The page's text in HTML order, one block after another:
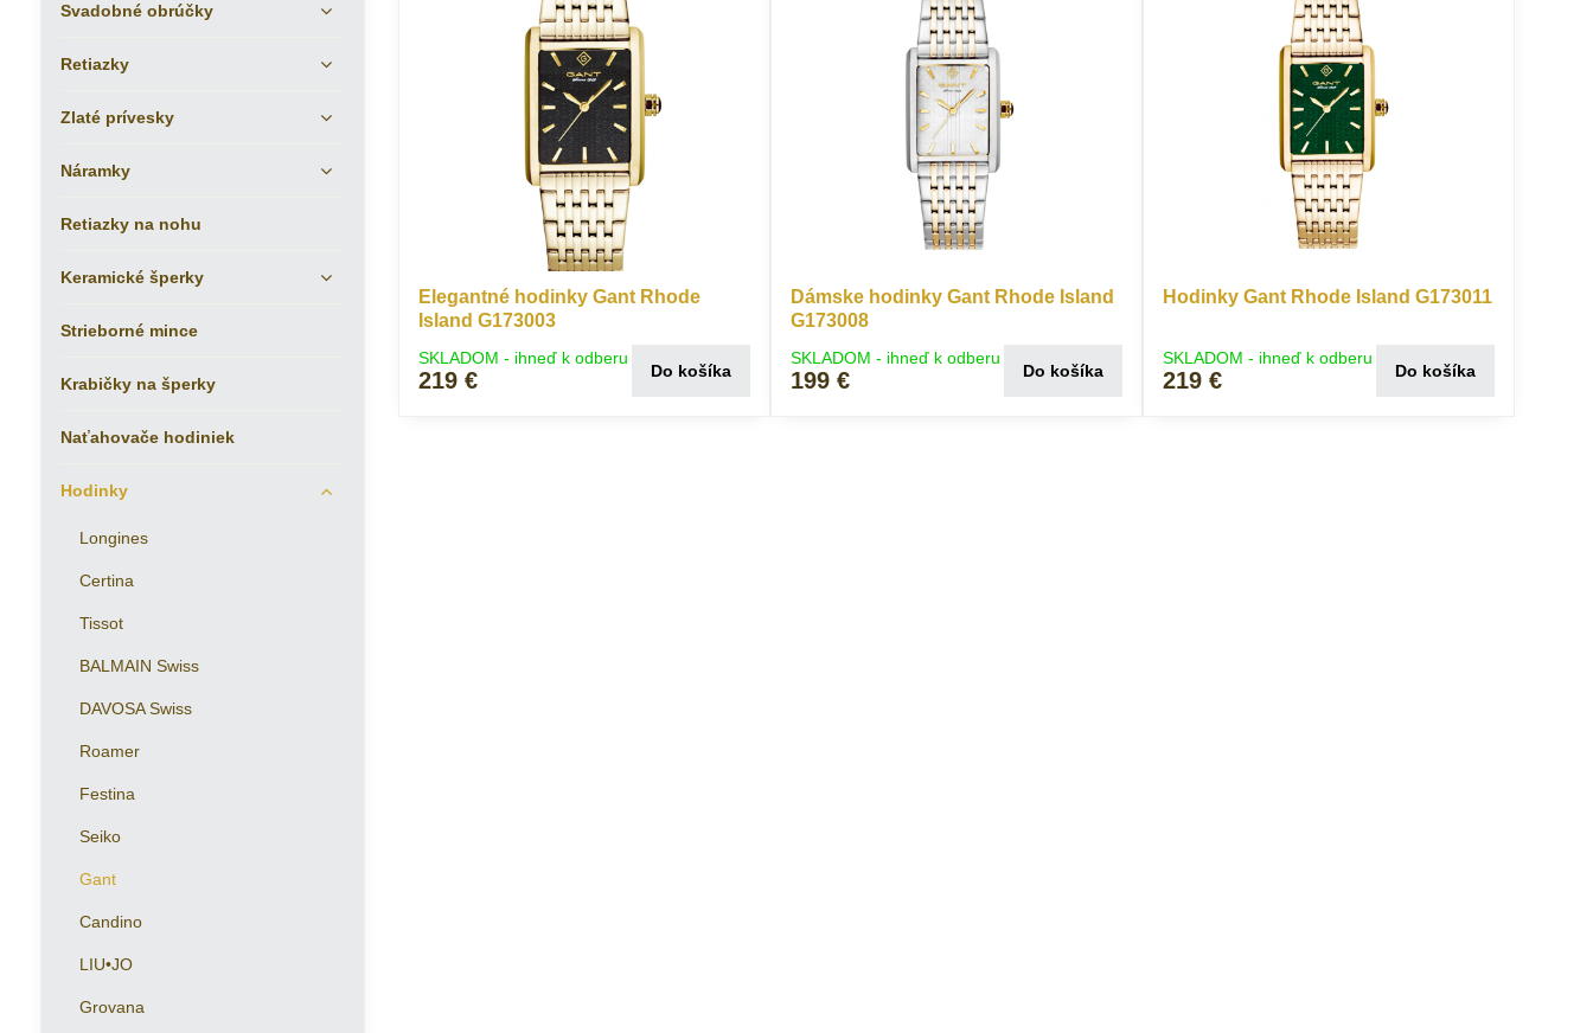
Elegantné hodinky Gant Rhode
Island G173003
SKLADOM - ihneď k odberu
219 € Do košíka
Dámske hodinky Gant Rhode Island
G173008
SKLADOM - ihneď k odberu
199 € Do košíka
Hodinky Gant Rhode Island G173011
SKLADOM - ihneď k odberu
219 € Do košíka
Svadobné obrúčky
Retiazky
Zlaté prívesky
Náramky
Retiazky na nohu
Keramické šperky
Strieborné mince
Krabičky na šperky
Naťahovače hodiniek
Hodinky
Longines
Certina
Tissot
BALMAIN Swiss
DAVOSA Swiss
Roamer
Festina
Seiko
Gant
Candino
LIU•JO
Grovana